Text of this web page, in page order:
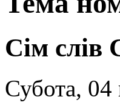
Сім слів
Субота, 04